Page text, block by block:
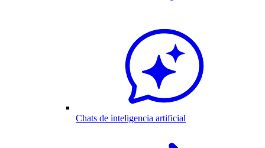
Chats de inteligencia artificial